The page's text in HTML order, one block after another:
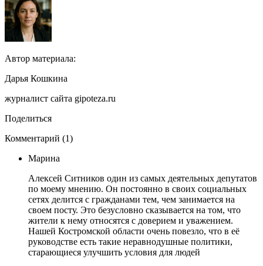
Автор материала:
Дарья Кошкина
журналист сайта gipoteza.ru
Поделиться
Комментарий (1)
Марина
Алексей Ситников один из самых деятельных депутатов
по моему мнению. Он постоянно в своих социальных
сетях делится с гражданами тем, чем занимается на
своем посту. Это безусловно сказывается на том, что
жители к нему относятся с доверием и уважением.
Нашей Костромской области очень повезло, что в её
руководстве есть такие неравнодушные политики,
старающиеся улучшить условия для людей